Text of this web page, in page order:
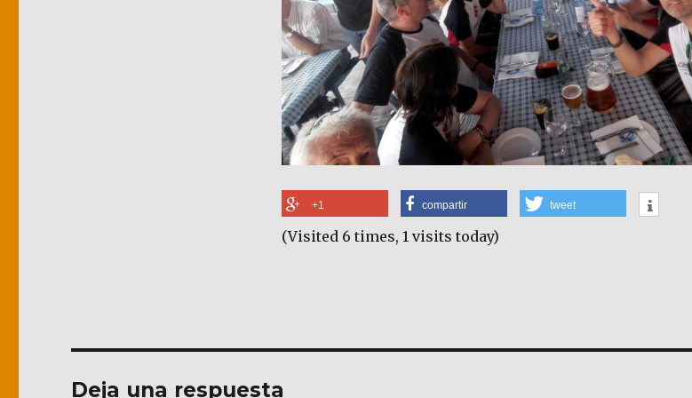
+1 compartir tweet
(Visited 6 times, 1 visits today)
Deja una respuesta